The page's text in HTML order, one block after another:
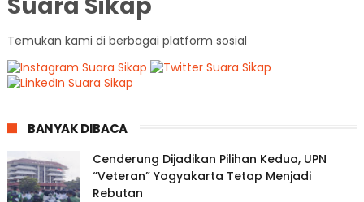
Temukan kami di berbagai platform sosial
BANYAK DIBACA
Cenderung Dijadikan Pilihan Kedua, UPN
“Veteran” Yogyakarta Tetap Menjadi
Rebutan